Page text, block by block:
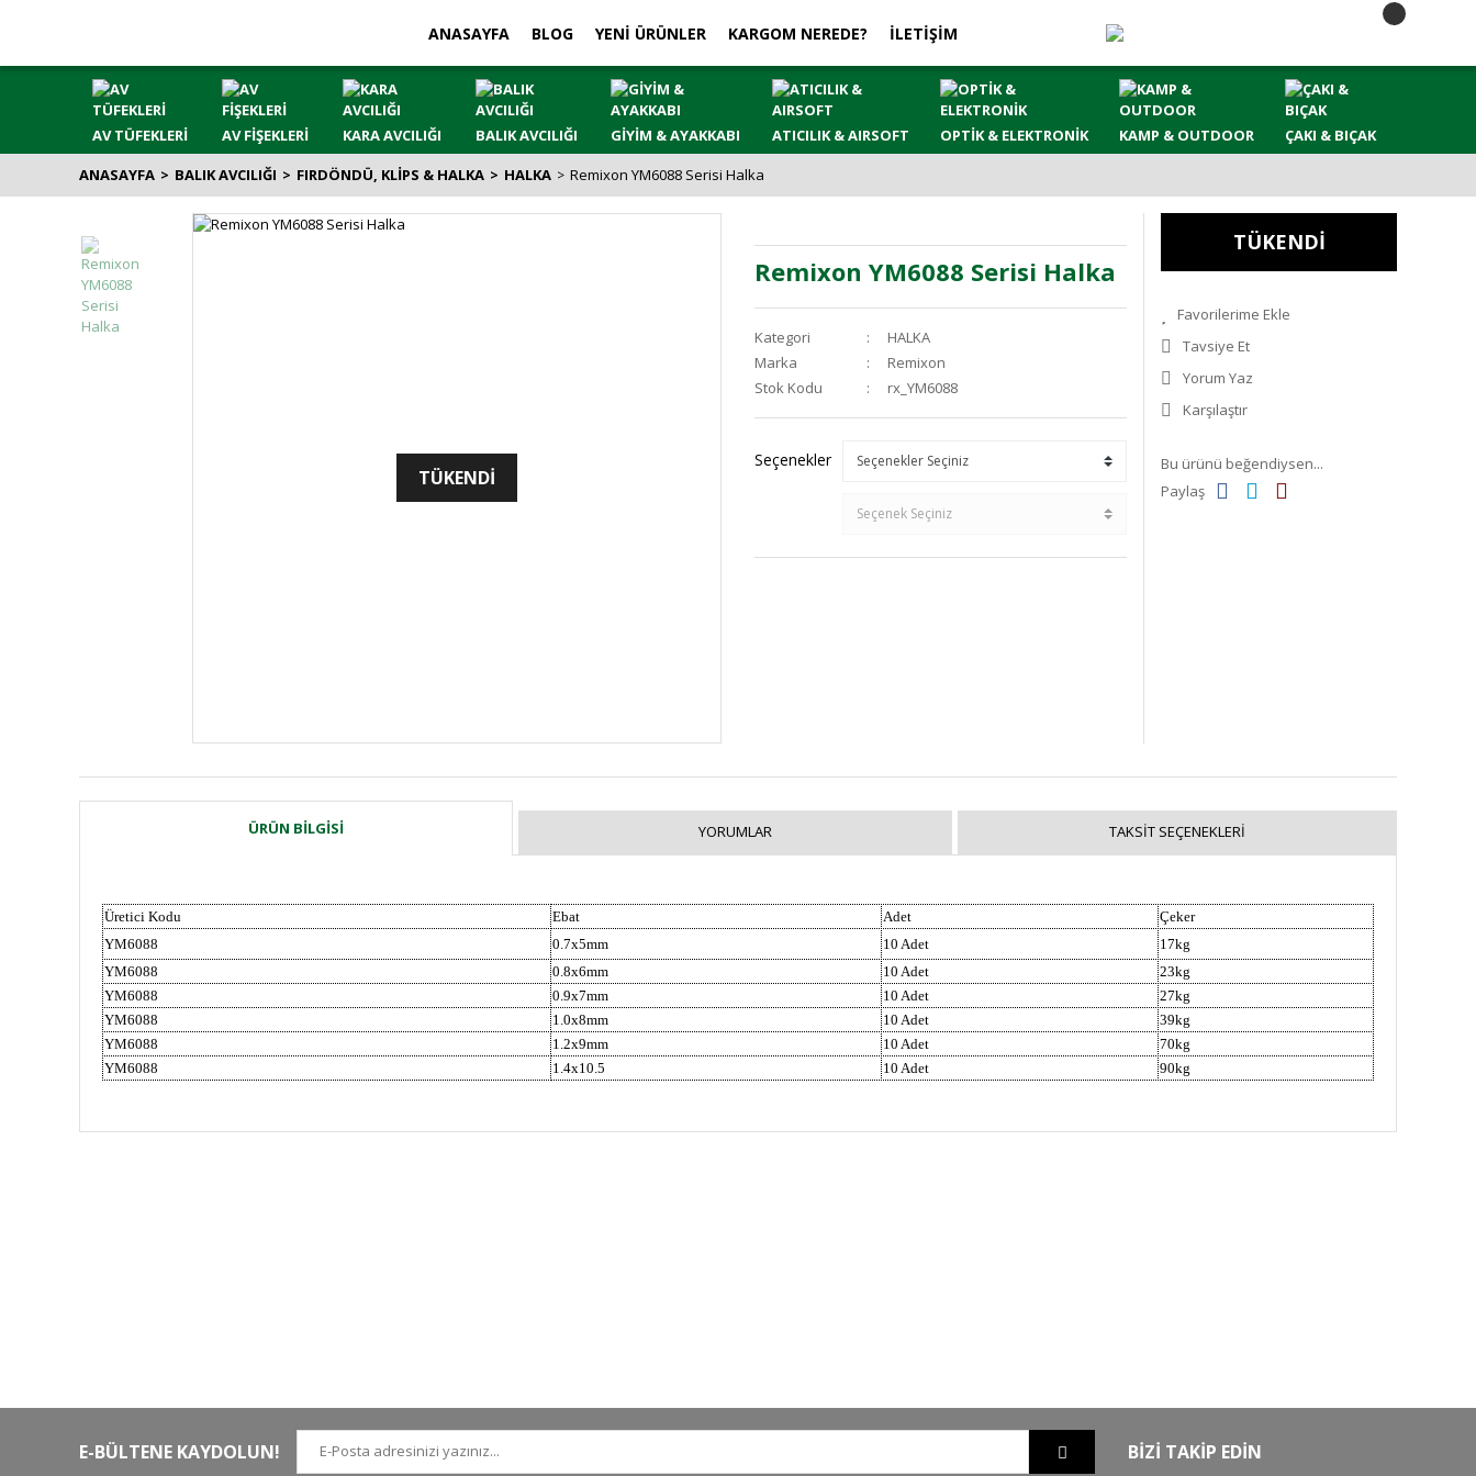
ANASAYFA BLOG YENİ ÜRÜNLER KARGOM NEREDE? İLETİŞİM
AV TÜFEKLERİ AV FİŞEKLERİ KARA AVCILIĞI BALIK AVCILIĞI GİYİM & AYAKKABI ATICILIK & AIRSOFT OPTİK & ELEKTRONİK KAMP & OUTDOOR
ÇAKI & BIÇAK
ANASAYFA
BALIK AVCILIĞI FIRDÖNDÜ, KLİPS & HALKA HALKA Remixon YM6088 Serisi Halka
TÜKENDİ
Remixon YM6088 Serisi Halka
Kategori
HALKA
Marka
Remixon
Stok Kodu
rx_YM6088
Seçenekler
TÜKENDİ
Tavsiye Et
Yorum Yaz
Karşılaştır
Bu ürünü beğendiysen...
Paylaş
ÜRÜN BILGISI YORUMLAR TAKSIT SEÇENEKLERI
Üretici Kodu Ebat Adet
Çeker
YM6088
0.7x5mm 10 Adet
17kg
YM6088
0.8x6mm 10 Adet
23kg
YM6088
0.9x7mm 10 Adet
27kg
YM6088
1.0x8mm 10 Adet
39kg
YM6088
1.2x9mm 10 Adet
70kg
YM6088
1.4x10.5 10 Adet 90kg
E-BÜLTENE KAYDOLUN! BİZİ TAKİP EDİN